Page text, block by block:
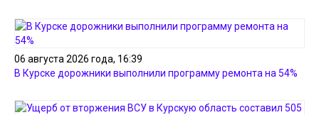
06 августа 2026 года, 16:39
В Курске дорожники выполнили программу ремонта на 54%